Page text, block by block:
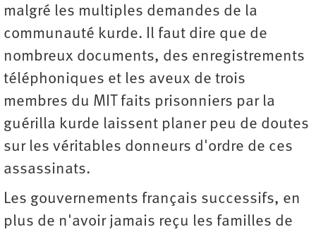
malgré les multiples demandes de la
communauté kurde. Il faut dire que de
nombreux documents, des enregistrements
téléphoniques et les aveux de trois
membres du MIT faits prisonniers par la
guérilla kurde laissent planer peu de doutes
sur les véritables donneurs d'ordre de ces
assassinats.
Les gouvernements français successifs, en
plus de n'avoir jamais reçu les familles de